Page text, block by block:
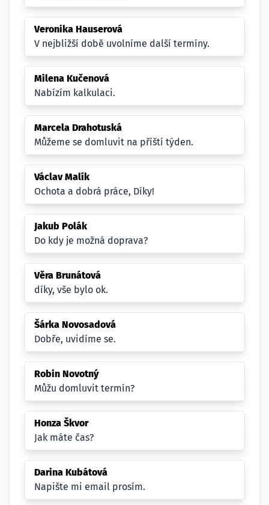
Veronika Hauserová
V nejbližší době uvolníme další termíny.
Milena Kučenová
Nabízím kalkulaci.
Marcela Drahotuská
Můžeme se domluvit na příští týden.
Václav Malík
Ochota a dobrá práce, Díky!
Jakub Polák
Do kdy je možná doprava?
Věra Brunátová
díky, vše bylo ok.
Šárka Novosadová
Dobře, uvidíme se.
Robin Novotný
Můžu domluvit termín?
Honza Škvor
Jak máte čas?
Darina Kubátová
Napište mi email prosím.